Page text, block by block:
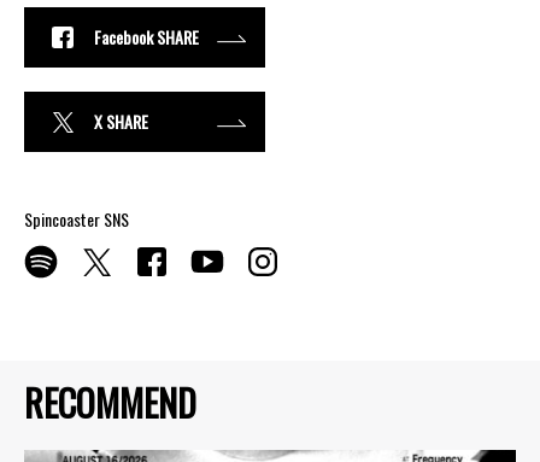
RECOMMEND
Facebook SHARE
X SHARE
Spincoaster SNS